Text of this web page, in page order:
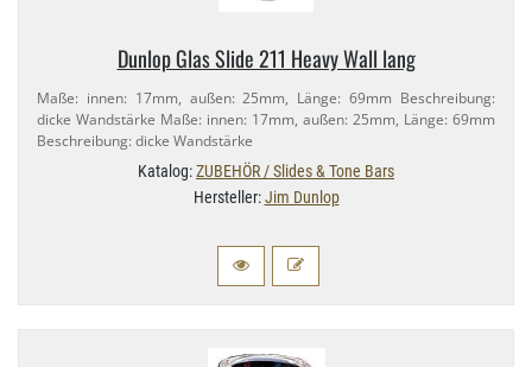
Dunlop Glas Slide 211 Heavy Wall lang
Maße: innen: 17mm, außen: 25mm, Länge: 69mm Beschreibung:
dicke Wandstärke Maße: innen: 17mm, außen: 25mm, Länge: 69mm
Beschreibung: dicke Wandstärke
Katalog:ZUBEHÖR / Slides & Tone Bars
Hersteller:Jim Dunlop